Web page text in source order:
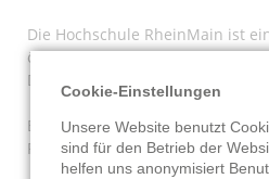
Die Hochschule RheinMain ist
öffentlichen Rechts. Sie wird
Dr. Eva Waller gesetzlich
E-Mail: praesidentin@hs-rm.de
Fax: + 49 611 9495-1106
Cookie-Einstellungen
Unsere Website benutzt
sind für den Betrieb der
helfen uns anonymisiert